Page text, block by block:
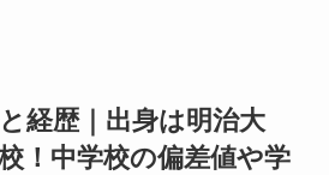
経歴｜出身は明治大
！中学校の偏差値や学